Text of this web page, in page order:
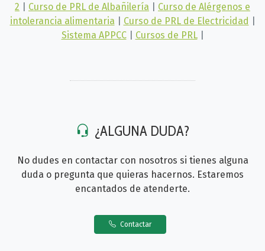
2
Curso de PRL de Albañilería
Curso de Alérgenos e
intolerancia alimentaria
Curso de PRL de Electricidad
Sistema APPCC
Cursos de PRL
¿ALGUNA DUDA?
No dudes en contactar con nosotros si tienes alguna
duda o pregunta que quieras hacernos. Estaremos
encantados de atenderte.
Contactar